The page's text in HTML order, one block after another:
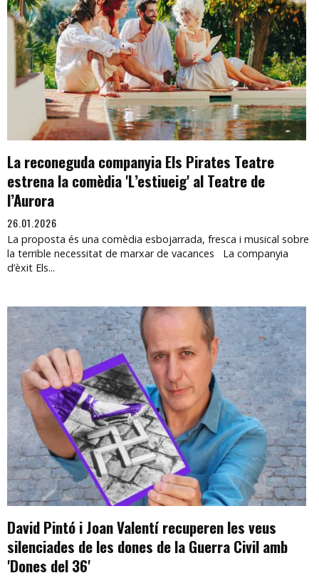
La reconeguda companyia Els Pirates Teatre
estrena la comèdia 'L’estiueig' al Teatre de
l’Aurora
26.01.2026
La proposta és una comèdia esbojarrada, fresca i musical sobre
la terrible necessitat de marxar de vacances La companyia
d’èxit Els...
David Pintó i Joan Valentí recuperen les veus
silenciades de les dones de la Guerra Civil amb
'Dones del 36'